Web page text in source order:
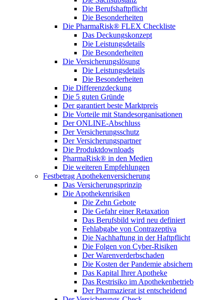
Die Berufshaftpflicht
Die Besonderheiten
Die PharmaRisk® FLEX Checkliste
Das Deckungskonzept
Die Leistungsdetails
Die Besonderheiten
Die Versicherungslösung
Die Leistungsdetails
Die Besonderheiten
Die Differenzdeckung
Die 5 guten Gründe
Der garantiert beste Marktpreis
Die Vorteile mit Standesorganisationen
Der ONLINE-Abschluss
Der Versicherungsschutz
Der Versicherungspartner
Die Produktdownloads
PharmaRisk® in den Medien
Die weiteren Empfehlungen
Festbetrag Apothekenversicherung
Das Versicherungsprinzip
Die Apothekenrisiken
Die Zehn Gebote
Die Gefahr einer Retaxation
Das Berufsbild wird neu definiert
Fehlabgabe von Contrazeptiva
Die Nachhaftung in der Haftpflicht
Die Folgen von Cyber-Risiken
Der Warenverderbschaden
Die Kosten der Pandemie absichern
Das Kapital Ihrer Apotheke
Das Restrisiko im Apothekenbetrieb
Der Pharmazierat ist entscheidend